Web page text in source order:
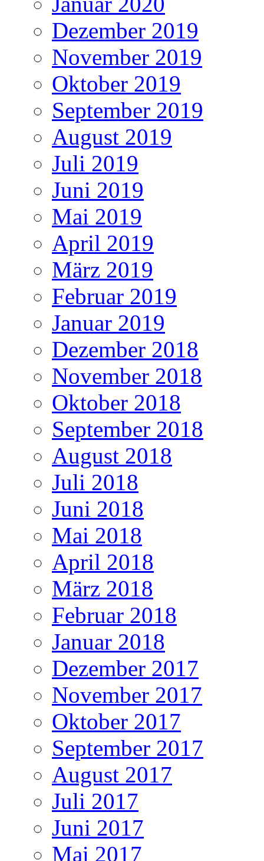
Dezember 2019
November 2019
Oktober 2019
September 2019
August 2019
Juli 2019
Juni 2019
Mai 2019
April 2019
März 2019
Februar 2019
Januar 2019
Dezember 2018
November 2018
Oktober 2018
September 2018
August 2018
Juli 2018
Juni 2018
Mai 2018
April 2018
März 2018
Februar 2018
Januar 2018
Dezember 2017
November 2017
Oktober 2017
September 2017
August 2017
Juli 2017
Juni 2017
Mai 2017